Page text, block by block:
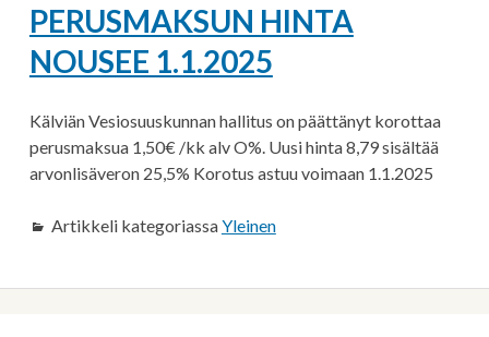
PERUSMAKSUN HINTA
NOUSEE 1.1.2025
Kälviän Vesiosuuskunnan hallitus on päättänyt korottaa
perusmaksua 1,50€ /kk alv O%. Uusi hinta 8,79 sisältää
arvonlisäveron 25,5% Korotus astuu voimaan 1.1.2025
Artikkeli kategoriassaYleinen